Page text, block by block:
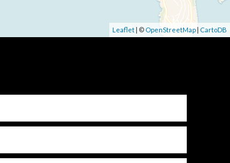
Leaflet | © OpenStreetMap | CartoDB